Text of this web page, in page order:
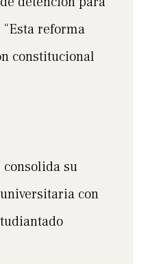
reforma
constitucional
su
con